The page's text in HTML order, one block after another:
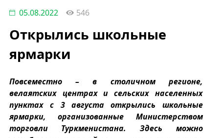
05.08.2022 546
Открылись школьные
ярмарки
Повсеместно – в столичном регионе,
велаятских центрах и сельских населенных
пунктах с 3 августа открылись школьные
ярмарки, организованные Министерством
торговли Туркменистана. Здесь можно